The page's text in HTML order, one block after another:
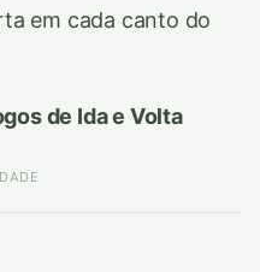
em cada canto do
de Ida e Volta